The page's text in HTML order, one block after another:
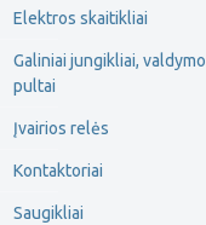
Elektros skaitikliai
Galiniai jungikliai, valdymo
pultai
Įvairios relės
Kontaktoriai
Saugikliai